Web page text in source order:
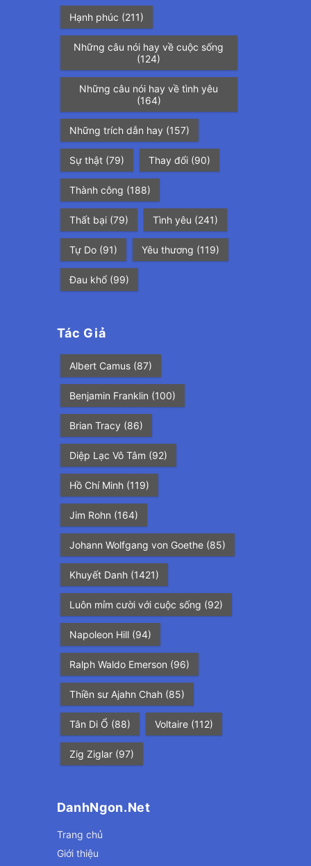
Hạnh phúc (211)
Những câu nói hay về cuộc sống
(124)
Những câu nói hay về tình yêu
(164)
Những trích dẫn hay (157)
Sự thật(79) Thay đổi(90)
Thành công (188)
Thất bại(79) Tình yêu (241)
Tự Do(91) Yêu thương (119)
Đau khổ(99)
Tác Giả
Albert Camus(87)
Benjamin Franklin (100)
Brian Tracy (86)
Diệp Lạc Vô Tâm (92)
Hồ Chí Minh(119)
Jim Rohn (164)
Johann Wolfgang von Goethe(85)
Khuyết Danh(1421)
Luôn mỉm cười với cuộc sống (92)
Napoleon Hill(94)
Ralph Waldo Emerson (96)
Thiền sư Ajahn Chah(85)
Tân Di Ổ (88) Voltaire(112)
Zig Ziglar(97)
DanhNgon.Net
Trang chủ
Giới thiệu